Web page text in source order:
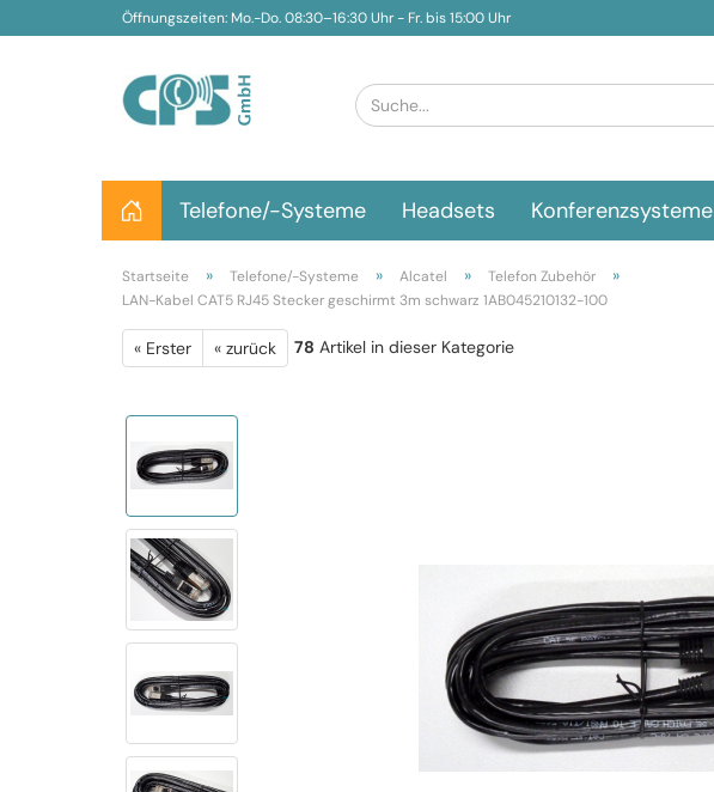
Öffnungszeiten: Mo.-Do. 08:30–16:30 Uhr - Fr. bis 15:00 Uhr
Telefone/-Systeme Headsets Konferenzsysteme
Startseite » Telefone/-Systeme » Alcatel » Telefon Zubehör »
LAN-Kabel CAT5 RJ45 Stecker geschirmt 3m schwarz 1AB045210132-100
« Erster « zurück 78 Artikel in dieser Kategorie